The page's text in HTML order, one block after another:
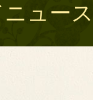
ュー